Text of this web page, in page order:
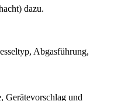
dazu.
Abgasführung,
Gerätevorschlag und